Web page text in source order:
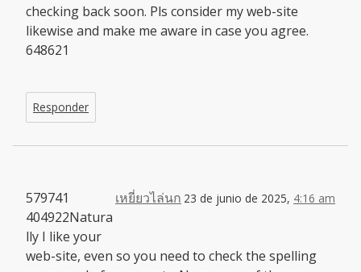
checking back soon. Pls consider my web-site
likewise and make me aware in case you agree.
648621
Responder
เหยี่ยวไล่นก 23 de junio de 2025, 4:16 am
579741
404922Natura
lly I like your
web-site, even so you need to check the spelling